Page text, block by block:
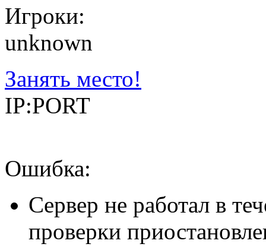
Игроки:
unknown
Занять место!
IP:PORT
Ошибка:
Сервер не работал в
проверки